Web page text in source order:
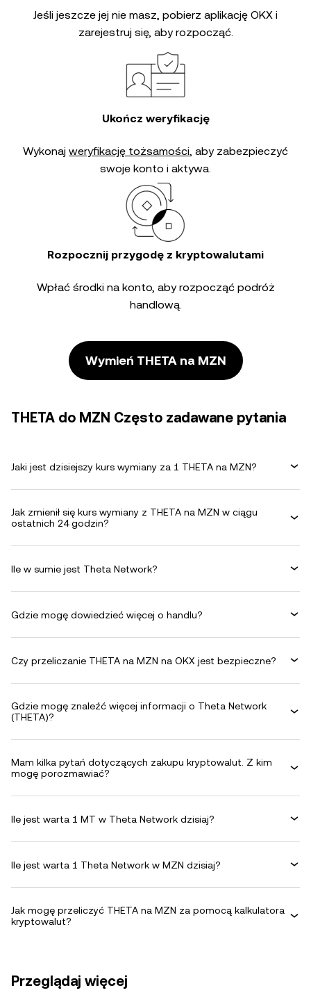
Jeśli jeszcze jej nie masz, pobierz aplikację OKX i
zarejestruj się, aby rozpocząć.
Ukończ weryfikację
Wykonaj weryfikację tożsamości, aby zabezpieczyć
swoje konto i aktywa.
Rozpocznij przygodę z kryptowalutami
Wpłać środki na konto, aby rozpocząć podróż
handlową.
Wymień THETA na MZN
THETA do MZN Często zadawane pytania
Jaki jest dzisiejszy kurs wymiany za 1 THETA na MZN?
Jak zmienił się kurs wymiany z THETA na MZN w ciągu
ostatnich 24 godzin?
Ile w sumie jest Theta Network?
Gdzie mogę dowiedzieć więcej o handlu?
Czy przeliczanie THETA na MZN na OKX jest bezpieczne?
Gdzie mogę znaleźć więcej informacji o Theta Network
(THETA)?
Mam kilka pytań dotyczących zakupu kryptowalut. Z kim
mogę porozmawiać?
Ile jest warta 1 MT w Theta Network dzisiaj?
Ile jest warta 1 Theta Network w MZN dzisiaj?
Jak mogę przeliczyć THETA na MZN za pomocą kalkulatora
kryptowalut?
Przeglądaj więcej